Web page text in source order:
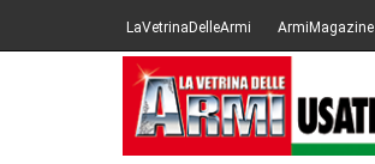
LaVetrinaDelleArmi ArmiMagazine